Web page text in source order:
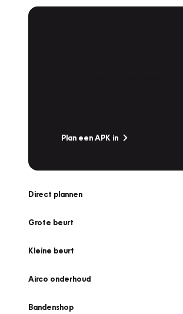
Plan een APK in
Direct plannen
Grote beurt
Kleine beurt
Airco onderhoud
Bandenshop